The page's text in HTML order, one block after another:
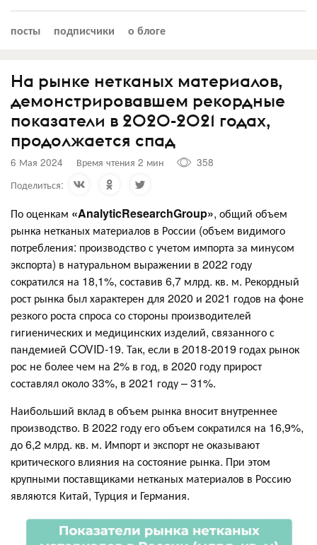
посты подписчики о блоге
На рынке нетканых материалов,
демонстрировавшем рекордные
показатели в 2020-2021 годах,
продолжается спад
6 Мая 2024 Время чтения 2 мин
358
Поделиться:
По оценкам «AnalyticResearchGroup», общий объем
рынка нетканых материалов в России (объем видимого
потребления: производство с учетом импорта за минусом
экспорта) в натуральном выражении в 2022 году
сократился на 18,1%, составив 6,7 млрд. кв. м. Рекордный
рост рынка был характерен для 2020 и 2021 годов на фоне
резкого роста спроса со стороны производителей
гигиенических и медицинских изделий, связанного с
пандемией COVID-19. Так, если в 2018-2019 годах рынок
рос не более чем на 2% в год, в 2020 году прирост
составлял около 33%, в 2021 году – 31%.
Наибольший вклад в объем рынка вносит внутреннее
производство. В 2022 году его объем сократился на 16,9%,
до 6,2 млрд. кв. м. Импорт и экспорт не оказывают
критического влияния на состояние рынка. При этом
крупными поставщиками нетканых материалов в Россию
являются Китай, Турция и Германия.